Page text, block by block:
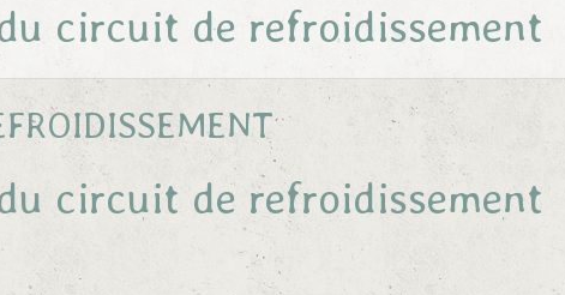
circuit de refroidissement
circuit de refroidissement